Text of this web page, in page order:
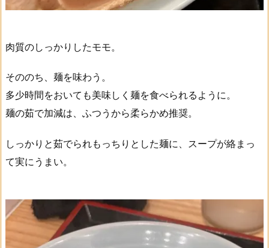
肉質のしっかりしたモモ。
そののち、麺を味わう。
多少時間をおいても美味しく麺を食べられるように。
麺の茹で加減は、ふつうから柔らかめ推奨。
しっかりと茹でられもっちりとした麺に、スープが絡まっ
て実にうまい。